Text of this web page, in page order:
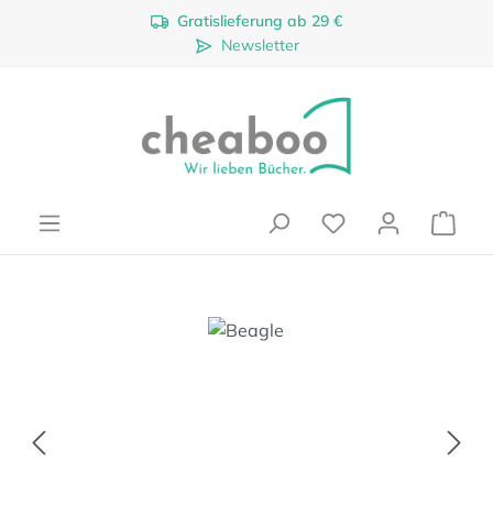
Zum Hauptinhalt springenGratislieferung ab 29 €
Newsletter
Bildergalerie überspringen